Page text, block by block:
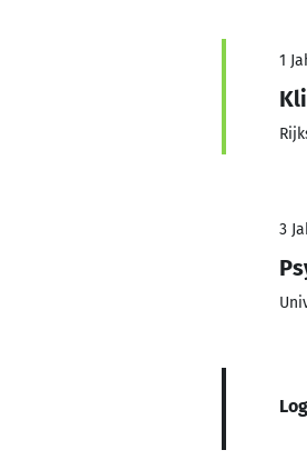
1
3